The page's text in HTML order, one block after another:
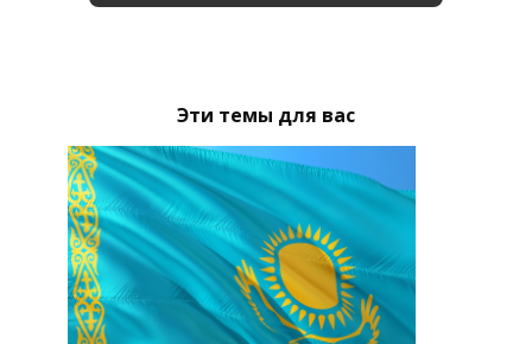
Эти темы для вас